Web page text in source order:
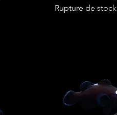
Rupture de stock